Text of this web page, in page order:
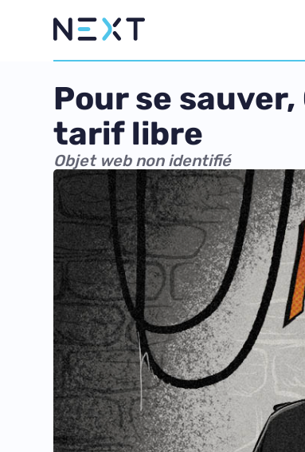
Pour se
tarif libre
Objet web non identifié